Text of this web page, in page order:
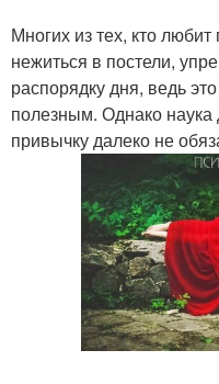
Многих из тех, кто
нежиться в постели,
распорядку дня, ведь
полезным. Однако наука
привычку далеко не